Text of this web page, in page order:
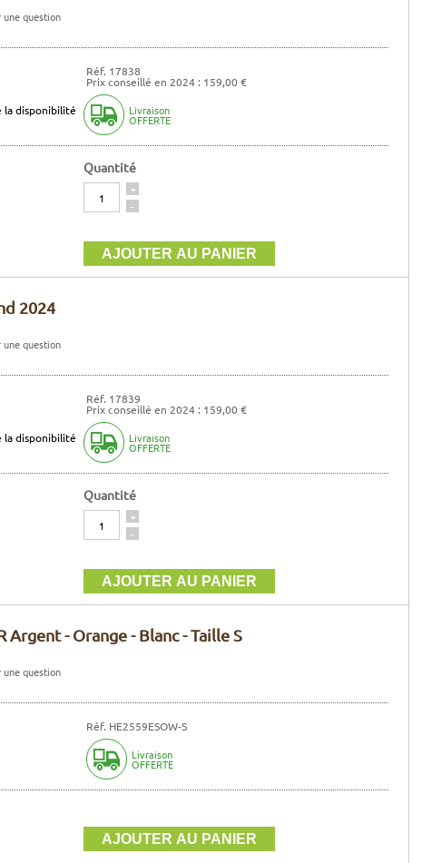
une question
Réf. 17838
Prix conseillé en 2024 : 159,00 €
la disponibilité
Livraison
OFFERTE
Quantité
Quantité
+
-
2024
une question
Réf. 17839
Prix conseillé en 2024 : 159,00 €
la disponibilité
Livraison
OFFERTE
Quantité
Quantité
+
-
Argent - Orange - Blanc - Taille S
une question
Réf. HE2559ESOW-S
Livraison
OFFERTE